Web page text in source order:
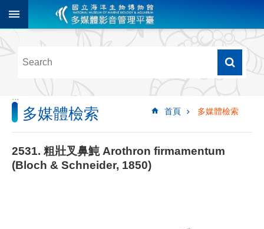
跳到主要內容區塊
階
尋
多
媒
檢
索
:::
首頁 多媒體檢索
多媒體檢索
2531. 粗壯叉鼻魨 Arothron firmamentum
(Bloch & Schneider, 1850)